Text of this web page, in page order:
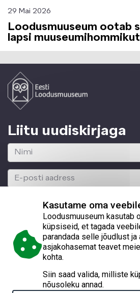
29 Mai 2026
Loodusmuuseum ootab
lapsi
Liitu uudiskirjaga
© 2026 Eesti Loodusmuuseum
Lai 29a, Tallinn 10133, reg. nr
(+372) 56247554
Kasutame oma
Loodusmuuseum kasutab
küpsiseid, et tagada
parandada selle jõudlust ja
asjakohasemat teavet
kohta.
Siin saad valida, milliste
nõusoleku annad.